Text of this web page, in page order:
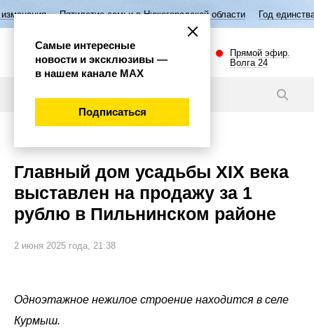
семьи в Нижегородской области Год единства народов России
Прямой эфир.
Волга 24
Главный дом усадьбы XIX века
выставлен на продажу за 1
рублю в Пильнинском районе
2 июня 2025 года, 21:38
Одноэтажное нежилое строение находится в селе
Курмыш.
Самые интересные
новости и эксклюзивы —
в нашем канале МАХ
Подписаться